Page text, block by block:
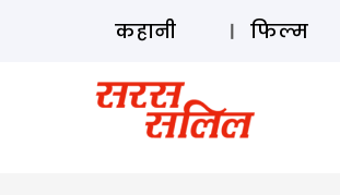
कहानी फिल्म